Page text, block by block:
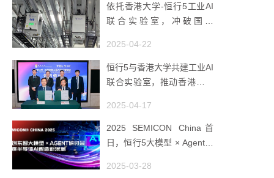
依托香港大学-恒行5工业AI
联合实验室，冲破国产
2025-04-22
恒行5与香港大学共建工业AI
联合实验室，推动香港成为
2025-04-17
2025 SEMICON China首
日，恒行5大模型 × Agent研
潮
2025-03-28